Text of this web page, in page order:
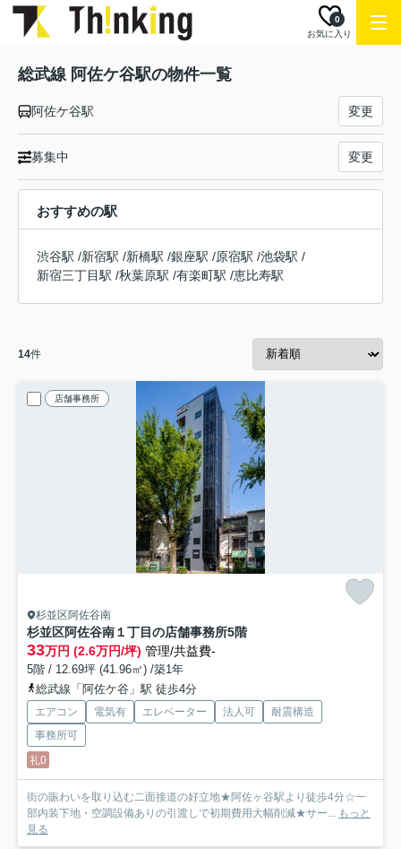
お気に入り
0
総武線 阿佐ケ谷駅の物件一覧
阿佐ケ谷駅 変更
募集中 変更
おすすめの駅
渋谷駅 /新宿駅 /新橋駅 /銀座駅 /原宿駅 /池袋駅 /
新宿三丁目駅 /秋葉原駅 /有楽町駅 /恵比寿駅
14件
店舗事務所
杉並区阿佐谷南
杉並区阿佐谷南１丁目の店舗事務所5階
33万円 (2.6万円/坪) 管理/共益費-
5階 / 12.69坪 (41.96㎡) /築1年
総武線「阿佐ケ谷」駅 徒歩4分
エアコン 電気有 エレベーター 法人可
耐震構造
事務所可
礼0
街の賑わいを取り込む二面接道の好立地★阿佐ヶ谷駅より徒歩4分☆一
部内装下地・空調設備ありの引渡しで初期費用大幅削減★サー... もっと
見る